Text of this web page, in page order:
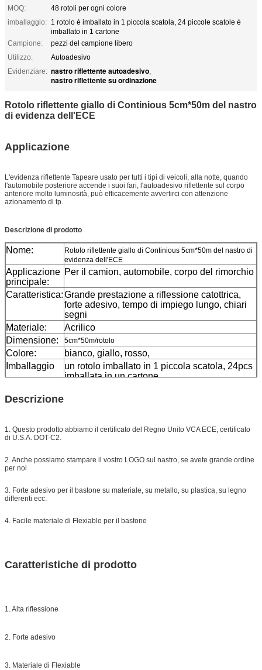
MOQ:
48 rotoli per ogni colore
imballaggio: 1 rotolo è imballato in 1 piccola scatola, 24 piccole scatole è
imballato in 1 cartone
Campione:
pezzi del campione libero
Utilizzo:
Autoadesivo
Evidenziare: nastro riflettente autoadesivo,
nastro riflettente su ordinazione
Rotolo riflettente giallo di Continious 5cm*50m del nastro
di evidenza dell'ECE
Applicazione
L'evidenza riflettente Tapeare usato per tutti i tipi di veicoli, alla notte, quando
l'automobile posteriore accende i suoi fari, l'autoadesivo riflettente sul corpo
anteriore molto luminosità, può efficacemente avvertirci con attenzione
azionamento di tp.
Descrizione di prodotto
Nome:
Rotolo riflettente giallo di Continious 5cm*50m del nastro di
evidenza dell'ECE
Applicazione
principale:
Per il camion, automobile, corpo del rimorchio
Caratteristica:Grande prestazione a riflessione catottrica,
forte adesivo, tempo di impiego lungo, chiari
segni
Materiale:
Acrilico
Dimensione:
5cm*50m/rotolo
Colore:
bianco, giallo, rosso,
Imballaggio
un rotolo imballato in 1 piccola scatola, 24pcs
imballata in un cartone
Consegna
Descrizione
1. Questo prodotto abbiamo il certificato del Regno Unito VCA ECE, certificato
di U.S.A. DOT-C2.
2. Anche possiamo stampare il vostro LOGO sul nastro, se avete grande ordine
per noi
3. Forte adesivo per il bastone su materiale, su metallo, su plastica, su legno
differenti ecc.
4. Facile materiale di Flexiable per il bastone
Caratteristiche di prodotto
1. Alta riflessione
2. Forte adesivo
3. Materiale di Flexiable